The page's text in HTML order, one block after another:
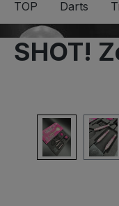
TOP Darts
SHOT!
Bildergalerie